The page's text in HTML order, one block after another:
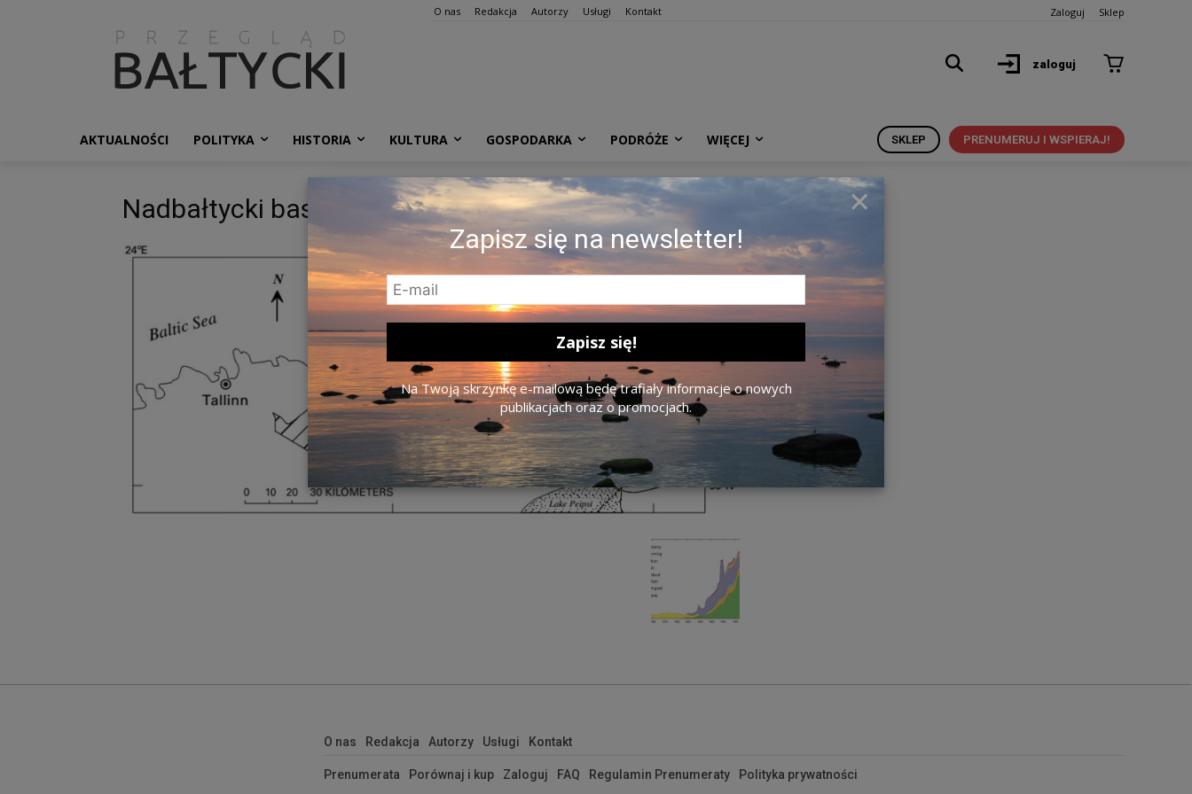
O nas Redakcja Autorzy Usługi Kontakt Zaloguj Sklep
zaloguj
AKTUALNOŚCI POLITYKA HISTORIA KULTURA GOSPODARKA PODRÓŻE WIĘCEJ PRENUMERUJ I WSPIERAJ!
SKLEP
Nadbałtycki basen łupkowy
O nas Redakcja Autorzy Usługi Kontakt
Prenumerata Porównaj i kup Zaloguj FAQ Regulamin Prenumeraty Polityka prywatności
×
Zapisz się na newsletter!
Na Twoją skrzynkę e-mailową będę trafiały informacje o nowych
publikacjach oraz o promocjach.